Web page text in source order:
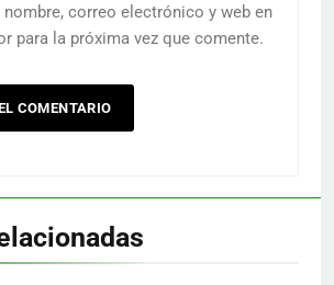
nombre, correo electrónico y web en
para la próxima vez que comente.